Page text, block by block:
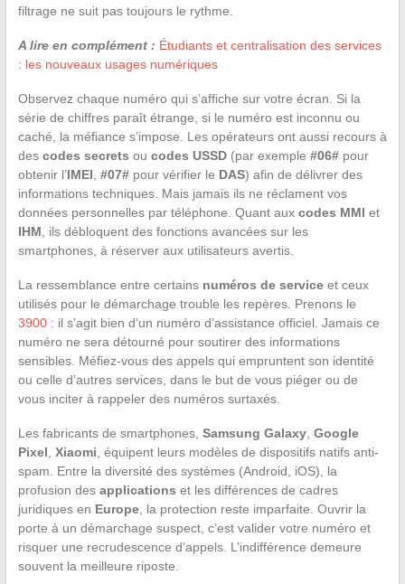
filtrage ne suit pas toujours le rythme.
A lire en complément : Étudiants et centralisation des services
: les nouveaux usages numériques
Observez chaque numéro qui s’affiche sur votre écran. Si la
série de chiffres paraît étrange, si le numéro est inconnu ou
caché, la méfiance s’impose. Les opérateurs ont aussi recours à
des codes secrets ou codes USSD(par exemple #06#pour
obtenir l’IMEI #07#pour vérifier le DAS) afin de délivrer des
informations techniques. Mais jamais ils ne réclament vos
données personnelles par téléphone. Quant aux codes MMI et
IHM , ils débloquent des fonctions avancées sur les
smartphones, à réserver aux utilisateurs avertis.
La ressemblance entre certains numéros de serviceet ceux
utilisés pour le démarchage trouble les repères. Prenons le
3900: il s’agit bien d’un numéro d’assistance officiel. Jamais ce
numéro ne sera détourné pour soutirer des informations
sensibles. Méfiez-vous des appels qui empruntent son identité
ou celle d’autres services, dans le but de vous piéger ou de
vous inciter à rappeler des numéros surtaxés.
Les fabricants de smartphones, Samsung Galaxy, Google
Pixel Xiaomi , équipent leurs modèles de dispositifs natifs anti-
spam. Entre la diversité des systèmes (Android, iOS), la
profusion des applications et les différences de cadres
juridiques en Europe, la protection reste imparfaite. Ouvrir la
porte à un démarchage suspect, c’est valider votre numéro et
risquer une recrudescence d’appels. L’indifférence demeure
souvent la meilleure riposte.